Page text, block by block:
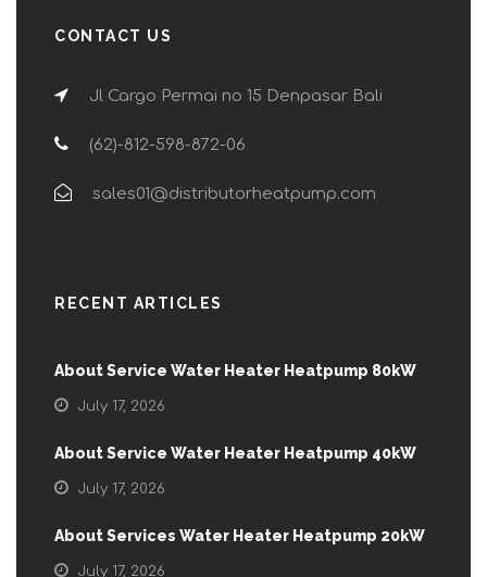
CONTACT US
Jl Cargo Permai no 15 Denpasar Bali
(62)-812-598-872-06
sales01@distributorheatpump.com
RECENT ARTICLES
About Service Water Heater Heatpump 80kW
July 17, 2026
About Service Water Heater Heatpump 40kW
July 17, 2026
About Services Water Heater Heatpump 20kW
July 17, 2026